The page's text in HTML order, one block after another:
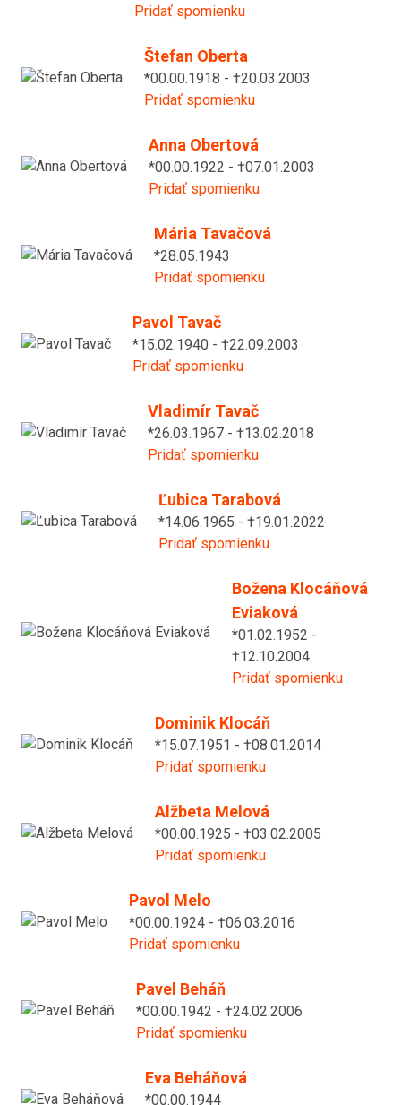
Pridať spomienku
Štefan Oberta
*00.00.1918 - †20.03.2003
Pridať spomienku
Anna Obertová
*00.00.1922 - †07.01.2003
Pridať spomienku
Mária Tavačová
*28.05.1943
Pridať spomienku
Pavol Tavač
*15.02.1940 - †22.09.2003
Pridať spomienku
Vladimír Tavač
*26.03.1967 - †13.02.2018
Pridať spomienku
Ľubica Tarabová
*14.06.1965 - †19.01.2022
Pridať spomienku
Božena Klocáňová
Eviaková
*01.02.1952 -
†12.10.2004
Pridať spomienku
Dominik Klocáň
*15.07.1951 - †08.01.2014
Pridať spomienku
Alžbeta Melová
*00.00.1925 - †03.02.2005
Pridať spomienku
Pavol Melo
*00.00.1924 - †06.03.2016
Pridať spomienku
Pavel Beháň
*00.00.1942 - †24.02.2006
Pridať spomienku
Eva Beháňová
*00.00.1944